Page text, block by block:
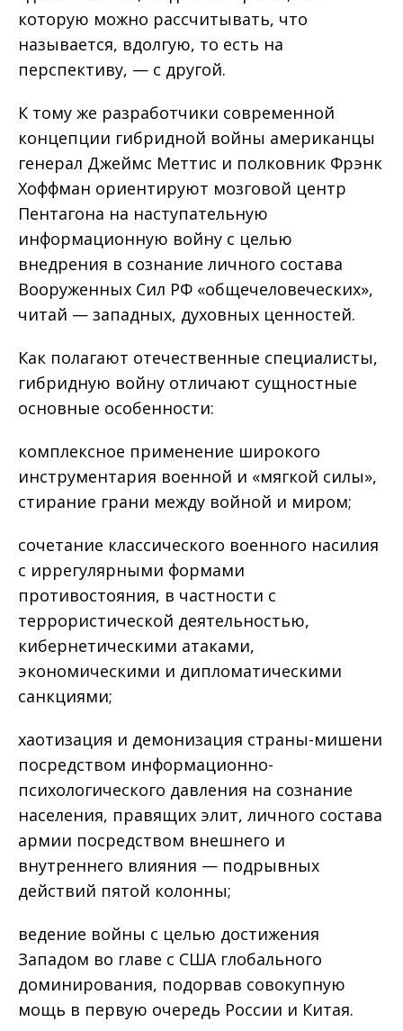
которую можно рассчитывать, что
называется, вдолгую, то есть на
перспективу, — с другой.
К тому же разработчики современной
концепции гибридной войны американцы
генерал Джеймс Меттис и полковник Фрэнк
Хоффман ориентируют мозговой центр
Пентагона на наступательную
информационную войну с целью
внедрения в сознание личного состава
Вооруженных Сил РФ «общечеловеческих»,
читай — западных, духовных ценностей.
Как полагают отечественные специалисты,
гибридную войну отличают сущностные
основные особенности:
комплексное применение широкого
инструментария военной и «мягкой силы»,
стирание грани между войной и миром;
сочетание классического военного насилия
с иррегулярными формами
противостояния, в частности с
террористической деятельностью,
кибернетическими атаками,
экономическими и дипломатическими
санкциями;
хаотизация и демонизация страны-мишени
посредством информационно-
психологического давления на сознание
населения, правящих элит, личного состава
армии посредством внешнего и
внутреннего влияния — подрывных
действий пятой колонны;
ведение войны с целью достижения
Западом во главе с США глобального
доминирования, подорвав совокупную
мощь в первую очередь России и Китая.